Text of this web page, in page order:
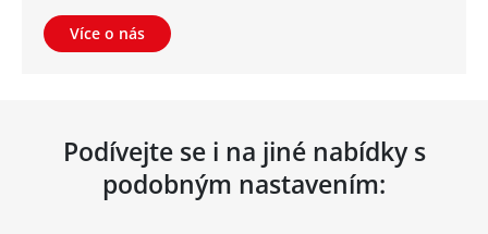
Více o nás
Podívejte se i na jiné nabídky s
podobným nastavením: